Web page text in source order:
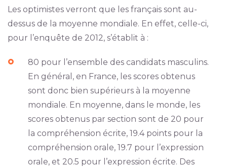
Les optimistes verront que les français sont au-
dessus de la moyenne mondiale. En effet, celle-ci,
pour l’enquête de 2012, s’établit à :
80 pour l’ensemble des candidats masculins.
En général, en France, les scores obtenus
sont donc bien supérieurs à la moyenne
mondiale. En moyenne, dans le monde, les
scores obtenus par section sont de 20 pour
la compréhension écrite, 19.4 points pour la
compréhension orale, 19.7 pour l’expression
orale, et 20.5 pour l’expression écrite. Des